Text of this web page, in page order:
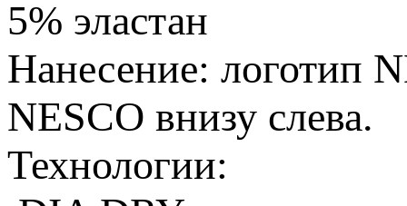
5% эластан
Нанесение: логотип
NESCO внизу слева.
Технологии: